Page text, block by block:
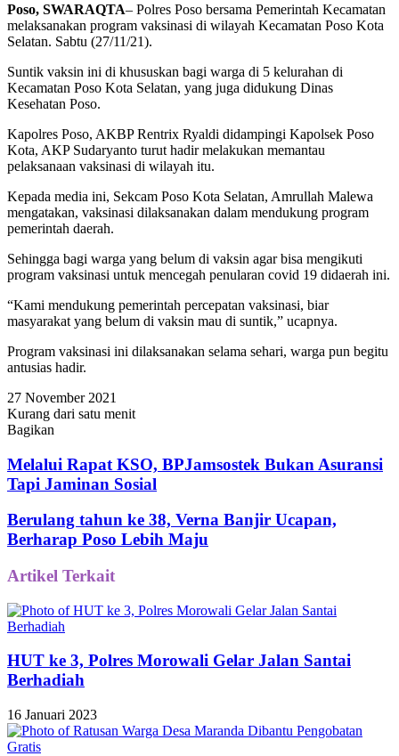
Poso, SWARAQTA– Polres Poso bersama Pemerintah Kecamatan
melaksanakan program vaksinasi di wilayah Kecamatan Poso Kota
Selatan. Sabtu (27/11/21).
Suntik vaksin ini di khususkan bagi warga di 5 kelurahan di
Kecamatan Poso Kota Selatan, yang juga didukung Dinas
Kesehatan Poso.
Kapolres Poso, AKBP Rentrix Ryaldi didampingi Kapolsek Poso
Kota, AKP Sudaryanto turut hadir melakukan memantau
pelaksanaan vaksinasi di wilayah itu.
Kepada media ini, Sekcam Poso Kota Selatan, Amrullah Malewa
mengatakan, vaksinasi dilaksanakan dalam mendukung program
pemerintah daerah.
Sehingga bagi warga yang belum di vaksin agar bisa mengikuti
program vaksinasi untuk mencegah penularan covid 19 didaerah ini.
“Kami mendukung pemerintah percepatan vaksinasi, biar
masyarakat yang belum di vaksin mau di suntik,” ucapnya.
Program vaksinasi ini dilaksanakan selama sehari, warga pun begitu
antusias hadir.
27 November 2021
Kurang dari satu menit
Bagikan
via
Email
Melalui Rapat KSO, BPJamsostek Bukan Asuransi
Tapi Jaminan Sosial
Berulang tahun ke 38, Verna Banjir Ucapan,
Berharap Poso Lebih Maju
Artikel Terkait
HUT ke 3, Polres Morowali Gelar Jalan Santai
Berhadiah
16 Januari 2023